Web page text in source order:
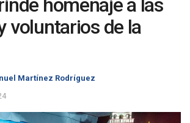
homenaje a las
voluntarios de la
Martínez Rodríguez